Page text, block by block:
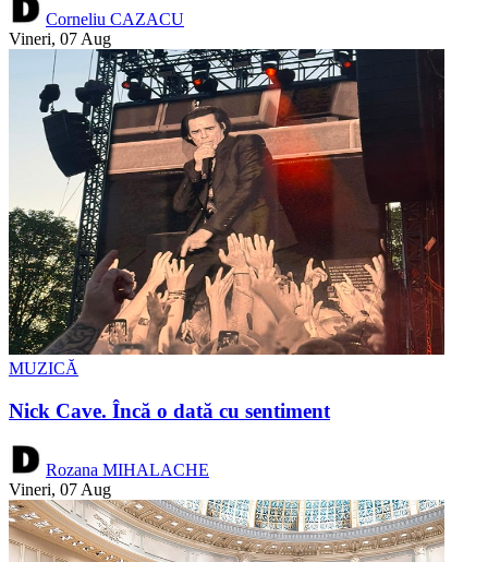
Corneliu CAZACU
Vineri, 07 Aug
MUZICĂ
Nick Cave. Încă o dată cu sentiment
Rozana MIHALACHE
Vineri, 07 Aug